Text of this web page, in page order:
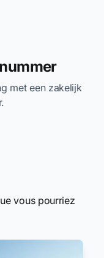
met een zakelijk
vous pourriez